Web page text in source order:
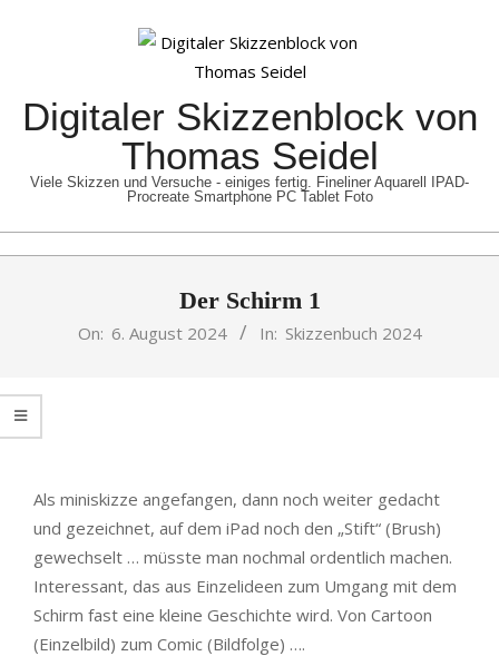
Digitaler Skizzenblock von
Thomas Seidel
Viele Skizzen und Versuche - einiges fertig. Fineliner Aquarell IPAD-
Procreate Smartphone PC Tablet Foto
Der Schirm 1
On: 6. August 2024 In: Skizzenbuch 2024
Als miniskizze angefangen, dann noch weiter gedacht
und gezeichnet, auf dem iPad noch den „Stift“ (Brush)
gewechselt … müsste man nochmal ordentlich machen.
Interessant, das aus Einzelideen zum Umgang mit dem
Schirm fast eine kleine Geschichte wird. Von Cartoon
(Einzelbild) zum Comic (Bildfolge) ….